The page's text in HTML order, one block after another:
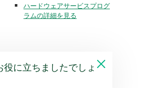
ハードウェアサービスプログ
ラムの詳細を見る
役に立ちましたでしょ